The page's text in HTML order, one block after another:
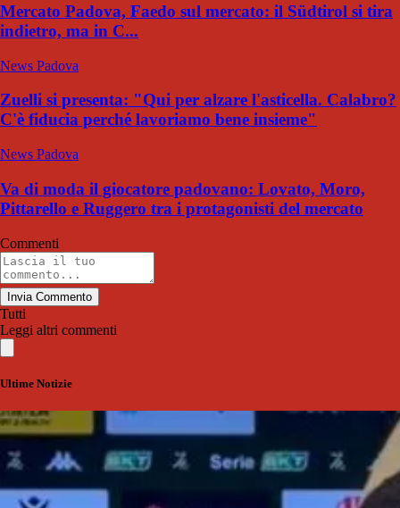
Mercato Padova, Faedo sul mercato: il Südtirol si tira
indietro, ma in C...
News Padova
Zuelli si presenta: "Qui per alzare l'asticella. Calabro?
C'è fiducia perché lavoriamo bene insieme"
News Padova
Va di moda il giocatore padovano: Lovato, Moro,
Pittarello e Ruggero tra i protagonisti del mercato
Commenti
Invia Commento
Tutti
Leggi altri commenti
Ultime Notizie